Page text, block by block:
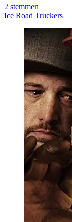
2 stemmen
Ice Road Truckers